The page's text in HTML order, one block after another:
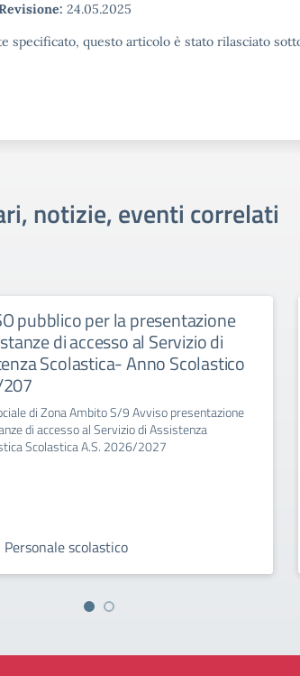
24.05.2025
specificato, questo articolo è stato rilasciato
notizie, eventi correlati
pubblico per la presentazione
di accesso al Servizio di
Scolastica- Anno Scolastico
di Zona Ambito S/9 Avviso presentazione
di accesso al Servizio di Assistenza
Scolastica A.S. 2026/2027
Personale scolastico